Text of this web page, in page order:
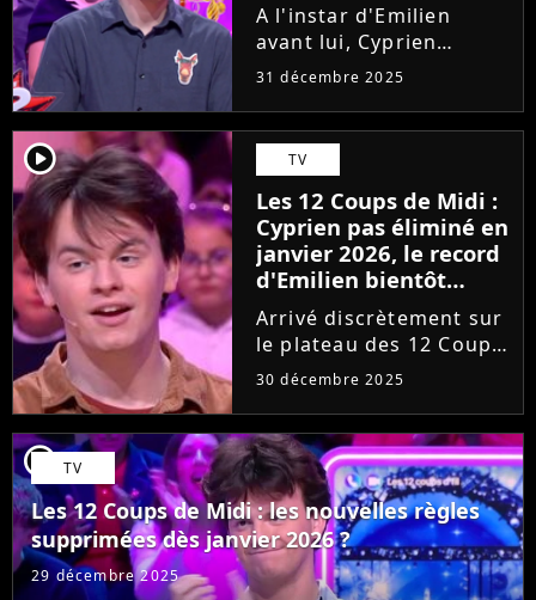
A l'instar d'Emilien
avant lui, Cyprien
semble imbattable sur
de Midi. Plus fort
encore, il est même
capable de découvrir
des Etoiles
Mystérieuses sans
indices....
31 décembre 2025
player2 TV
Les 12 Coups de Midi :
Cyprien pas éliminé en
janvier 2026, le record
d'Emilien bientôt
battu ?
Arrivé discrètement sur
le plateau des 12 Coups
de Midi, Cyprien a
100ème victoire dans
l'émission de TF1. Et à
priori, le candidat n'est
pas près de se faire
éliminer,...
30 décembre 2025
player2 TV
Les 12 Coups de Midi : les nouvelles règles
supprimées dès janvier 2026 ?
29 décembre 2025